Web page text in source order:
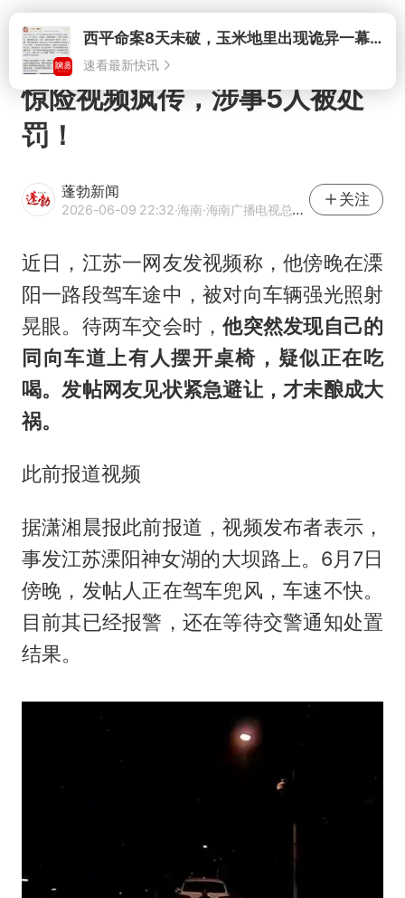
打开
惊险视频疯传，涉事5人被处
罚！
蓬勃新闻
2026-06-09 22:32·海南·海南广播电视总台《直播海南》栏目官方网易号
关注
近日，江苏一网友发视频称，他傍晚在溧
阳一路段驾车途中，被对向车辆强光照射
晃眼。待两车交会时，他突然发现自己的
同向车道上有人摆开桌椅，疑似正在吃
喝。发帖网友见状紧急避让，才未酿成大
祸。
此前报道视频
据潇湘晨报此前报道，视频发布者表示，
事发江苏溧阳神女湖的大坝路上。6月7日
傍晚，发帖人正在驾车兜风，车速不快。
目前其已经报警，还在等待交警通知处置
结果。